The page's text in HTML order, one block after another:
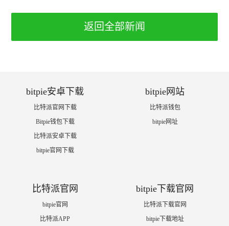
返回全部新闻
bitpie安卓下载
比特派官网下载
Bitpie钱包下载
比特派安卓下载
bitpie官网下载
bitpie网站
比特派钱包
bitpie网址
比特派官网
bitpie官网
比特派APP
bitpie下载官网
比特派下载官网
bitpie下载地址